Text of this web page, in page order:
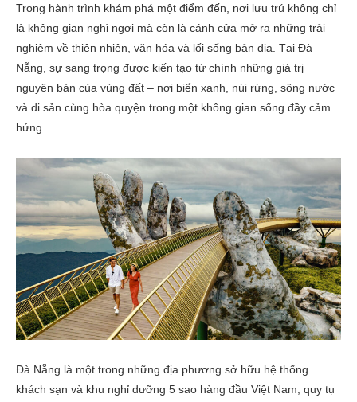
Trong hành trình khám phá một điểm đến, nơi lưu trú không chỉ
là không gian nghỉ ngơi mà còn là cánh cửa mở ra những trải
nghiệm về thiên nhiên, văn hóa và lối sống bản địa. Tại Đà
Nẵng, sự sang trọng được kiến tạo từ chính những giá trị
nguyên bản của vùng đất – nơi biển xanh, núi rừng, sông nước
và di sản cùng hòa quyện trong một không gian sống đầy cảm
hứng.
Đà Nẵng là một trong những địa phương sở hữu hệ thống
khách sạn và khu nghỉ dưỡng 5 sao hàng đầu Việt Nam, quy tụ